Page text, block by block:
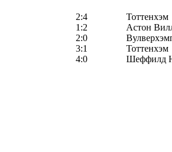
2:4
Тоттенхэм
1:2
Астон
2:0
3:1
Тоттенхэм
4:0
Шеффилд